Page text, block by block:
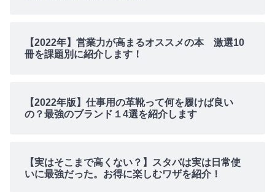
【2022年】営業力が高まるオススメの本 激選10
冊を課題別に紹介します！
【2022年版】仕事用の革靴って何を履けば良い
の？最強のブランド１4選を紹介します
【実はそこまで高くない？】スタバは実は日常使
いに最強だった。お得に楽しむワザを紹介！